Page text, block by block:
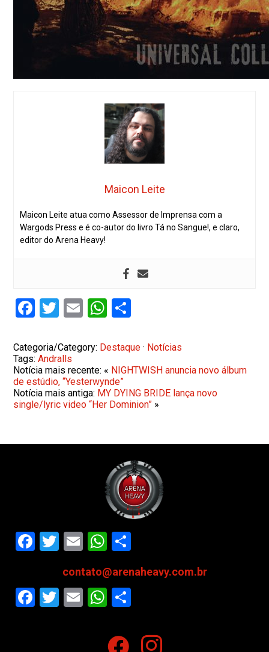
Maicon Leite
Maicon Leite atua como Assessor de Imprensa com a
Wargods Press e é co-autor do livro Tá no Sangue!, e claro,
editor do Arena Heavy!
Facebook
Twitter
EmailWhatsApp
Categoria/Category: Destaque · Notícias
Tags:Andralls
Notícia mais recente: « NIGHTWISH anuncia novo álbum
de estúdio, “Yesterwynde”
Notícia mais antiga: MY DYING BRIDE lança novo
single/lyric video “Her Dominion” »
Facebook
Twitter
EmailWhatsApp
contato@arenaheavy.com.br
Facebook
Twitter
EmailWhatsApp